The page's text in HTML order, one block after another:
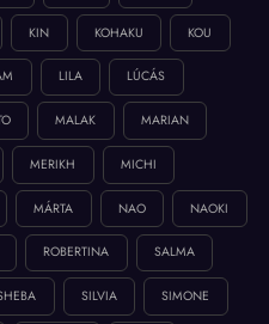
KIN KOHAKU KOU
LILA LÚCÁS
MALAK MARIAN
MERIKH MICHI
MÁRTA NAO NAOKI
ROBERTINA SALMA
SILVIA SIMONE